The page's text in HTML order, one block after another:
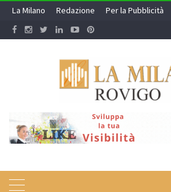
Skip
content
La Milano Redazione Per la Pubblicità